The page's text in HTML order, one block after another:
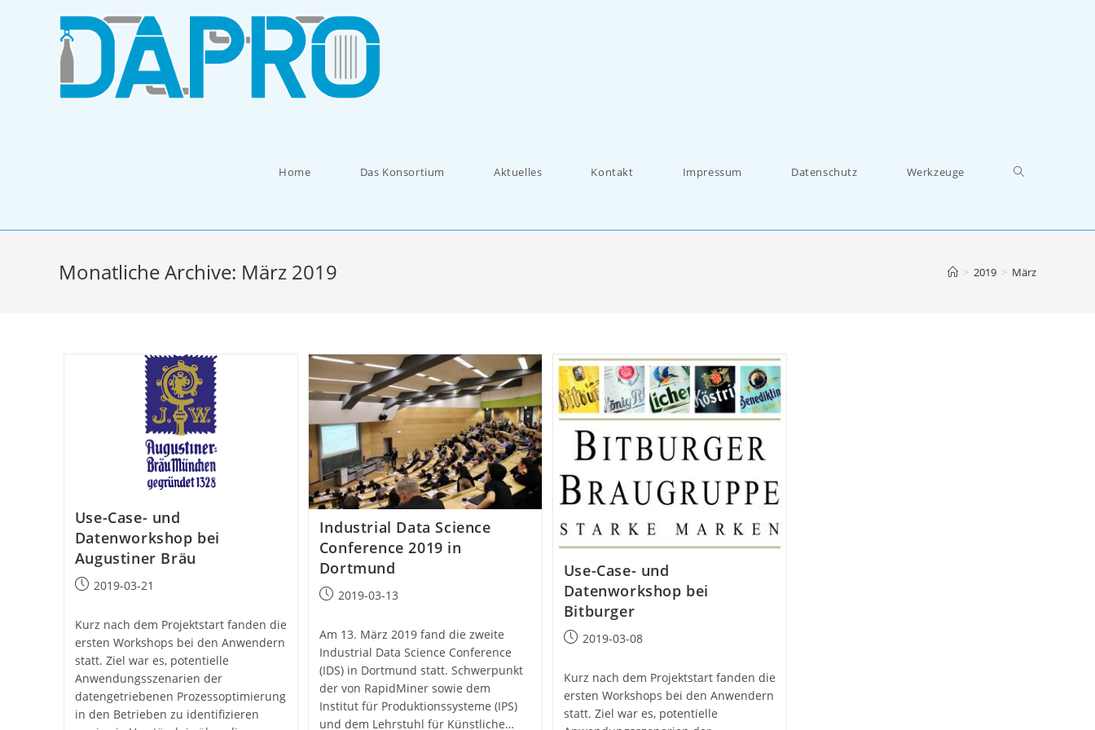
Home Das Konsortium Aktuelles Kontakt Impressum Datenschutz Werkzeuge
Monatliche Archive: März 2019 > 2019 > März
Use-Case- und
Datenworkshop bei
Augustiner Bräu
Beitrag2019-03-21
Kurz nach dem Projektstart fanden die
ersten Workshops bei den Anwendern
statt. Ziel war es, potentielle
Anwendungsszenarien der
datengetriebenen Prozessoptimierung
in den Betrieben zu identifizieren
Industrial Data Science
Conference 2019 in
Dortmund
Beitrag2019-03-13
Am 13. März 2019 fand die zweite
Industrial Data Science Conference
(IDS) in Dortmund statt. Schwerpunkt
der von RapidMiner sowie dem
Institut für Produktionssysteme (IPS)
und dem Lehrstuhl für Künstliche…
Use-Case- und
Datenworkshop bei
Bitburger
Beitrag2019-03-08
Kurz nach dem Projektstart fanden die
ersten Workshops bei den Anwendern
statt. Ziel war es, potentielle